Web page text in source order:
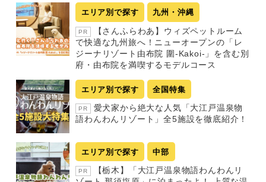
エリア別で探す 九州・沖縄
PR
【さんふらわあ】ウィズペットルーム
で快適な九州旅へ！ニューオープンの「レ
ジーナリゾート由布院 圍-Kakoi-」を含む別
府・由布院を満喫するモデルコース
エリア別で探す 全国特集
PR
愛犬家から絶大な人気「大江戸温泉物
語わんわんリゾート」全5施設を徹底紹介！
エリア別で探す 中部
PR
【栃木】「大江戸温泉物語わんわんリ